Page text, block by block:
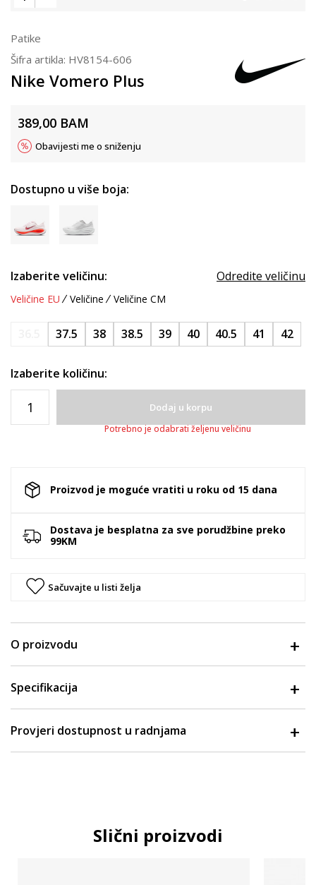
Patike
Šifra artikla: HV8154-606
Nike Vomero Plus
389,00 BAM
Obavijesti me o sniženju
Dostupno u više boja:
Izaberite veličinu: Odredite veličinu
Veličine EU Veličine Veličine CM
37.5 38 38.5 39 40 40.5 41 42
Izaberite količinu:
Dodaj u korpu
Potrebno je odabrati željenu veličinu
Proizvod je moguće vratiti u roku od 15 dana
Dostava je besplatna za sve porudžbine preko
99KM
Sačuvajte u listi želja
O proizvodu
Specifikacija
Provjeri dostupnost u radnjama
Slični proizvodi